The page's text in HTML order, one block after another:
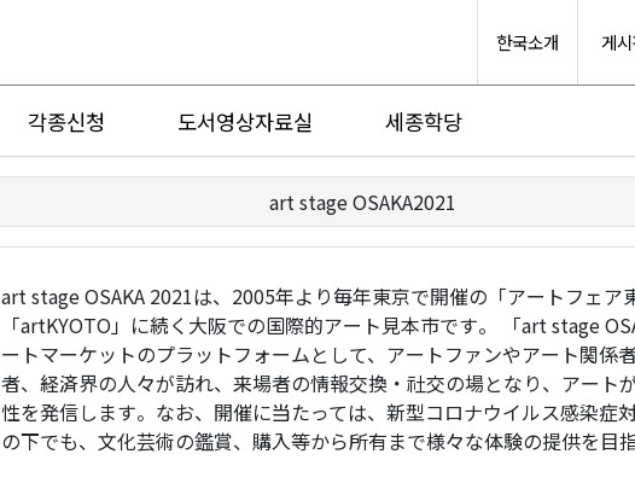
한국소개 게
각종신청 도서영상자료실 세종학당
art stage OSAKA2021
art stage OSAKA 2021は、2005年より毎年東京で開催の「アートフェ
「artKYOTO」に続く大阪での国際的アート見本市です。 「art stage
ートマーケットのプラットフォームとして、アートファンやアート関係
者、経済界の人々が訪れ、来場者の情報交換・社交の場となり、アート
性を発信します。なお、開催に当たっては、新型コロナウイルス感染症
の下でも、文化芸術の鑑賞、購入等から所有まで様々な体験の提供を目